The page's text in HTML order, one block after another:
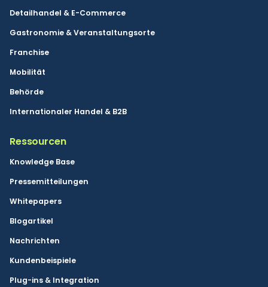
Detailhandel & E-Commerce
Gastronomie & Veranstaltungsorte
Franchise
Mobilität
Behörde
Internationaler Handel & B2B
Ressourcen
Knowledge Base
Pressemitteilungen
Whitepapers
Blogartikel
Nachrichten
Kundenbeispiele
Plug-ins & Integration